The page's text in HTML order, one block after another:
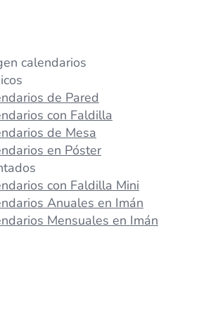
calendarios
de Pared
con Faldilla
de Mesa
en Póster
con Faldilla Mini
Anuales en Imán
Mensuales en Imán